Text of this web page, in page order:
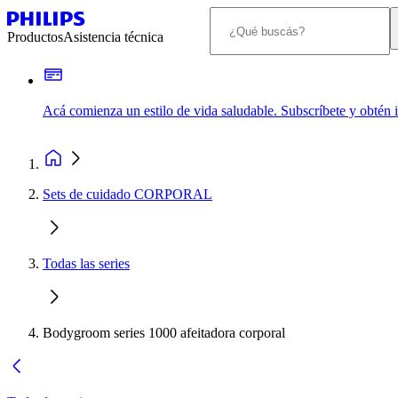
ProductosAsistencia técnica
Acá comienza un estilo de vida saludable. Subscríbete y
Sets de cuidado CORPORAL
Todas las series
Bodygroom series 1000 afeitadora corporal